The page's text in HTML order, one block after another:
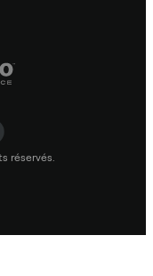
réservés.